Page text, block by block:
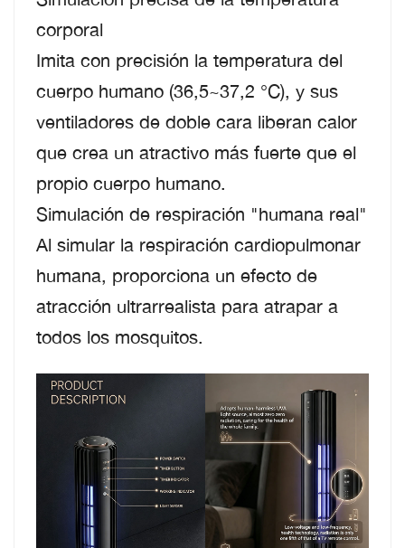
corporal
Imita con precisión la temperatura del
cuerpo humano (36,5~37,2 °C), y sus
ventiladores de doble cara liberan calor
que crea un atractivo más fuerte que el
propio cuerpo humano.
Simulación de respiración "humana real"
Al simular la respiración cardiopulmonar
humana, proporciona un efecto de
atracción ultrarrealista para atrapar a
todos los mosquitos.